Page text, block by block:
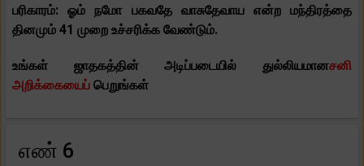
பரிகாரம்: ஓம் நமோ பகவதே வாசுதேவாய என்ற மந்திரத்தை
தினமும் 41 முறை உச்சரிக்க வேண்டும்.
உங்கள் ஜாதகத்தின் அடிப்படையில் துல்லியமானசனி
அறிக்கையைப் பெறுங்கள்
எண் 6